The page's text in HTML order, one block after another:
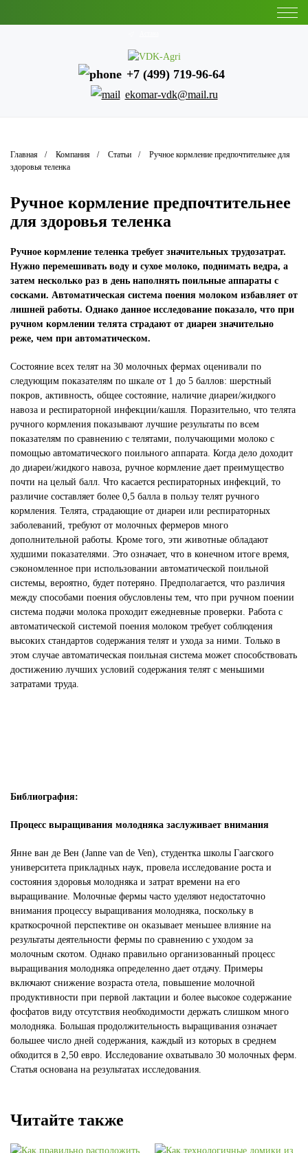
+7 (499) 719-96-64
ekomar-vdk@mail.ru
Главная Компания Статьи
Ручное кормление предпочтительнее для
здоровья теленка
Ручное кормление предпочтительнее
для здоровья теленка
Ручное кормление теленка требует значительных трудозатрат.
Нужно перемешивать воду и сухое молоко, поднимать ведра, а
затем несколько раз в день наполнять поильные аппараты с
сосками. Автоматическая система поения молоком избавляет от
лишней работы. Однако данное исследование показало, что при
ручном кормлении телята страдают от диареи значительно
реже, чем при автоматическом.
Состояние всех телят на 30 молочных фермах оценивали по
следующим показателям по шкале от 1 до 5 баллов: шерстный
покров, активность, общее состояние, наличие диареи/жидкого
навоза и респираторной инфекции/кашля. Поразительно, что телята
ручного кормления показывают лучшие результаты по всем
показателям по сравнению с телятами, получающими молоко с
помощью автоматического поильного аппарата. Когда дело доходит
до диареи/жидкого навоза, ручное кормление дает преимущество
почти на целый балл. Что касается респираторных инфекций, то
различие составляет более 0,5 балла в пользу телят ручного
кормления. Телята, страдающие от диареи или респираторных
заболеваний, требуют от молочных фермеров много
дополнительной работы. Кроме того, эти животные обладают
худшими показателями. Это означает, что в конечном итоге время,
сэкономленное при использовании автоматической поильной
системы, вероятно, будет потеряно. Предполагается, что различия
между способами поения обусловлены тем, что при ручном поении
система подачи молока проходит ежедневные проверки. Работа с
автоматической системой поения молоком требует соблюдения
высоких стандартов содержания телят и ухода за ними. Только в
этом случае автоматическая поильная система может способствовать
достижению лучших условий содержания телят с меньшими
затратами труда.
Библиография:
Процесс выращивания молодняка заслуживает внимания
Янне ван де Вен (Janne van de Ven), студентка школы Гаагского
университета прикладных наук, провела исследование роста и
состояния здоровья молодняка и затрат времени на его
выращивание. Молочные фермы часто уделяют недостаточно
внимания процессу выращивания молодняка, поскольку в
краткосрочной перспективе он оказывает меньшее влияние на
результаты деятельности фермы по сравнению с уходом за
молочным скотом. Однако правильно организованный процесс
выращивания молодняка определенно дает отдачу. Примеры
включают снижение возраста отела, повышение молочной
продуктивности при первой лактации и более высокое содержание
фосфатов виду отсутствия необходимости держать слишком много
молодняка. Большая продолжительность выращивания означает
большее число дней содержания, каждый из которых в среднем
обходится в 2,50 евро. Исследование охватывало 30 молочных ферм.
Статья основана на результатах исследования.
Читайте также